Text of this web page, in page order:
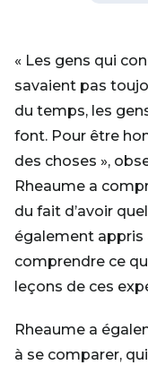
« Les gens qui
savaient pas
du temps, les
font. Pour être
des choses »,
Rheaume a
du fait d’avoir
également appris
comprendre ce
leçons de ces
Rheaume a
à se comparer,